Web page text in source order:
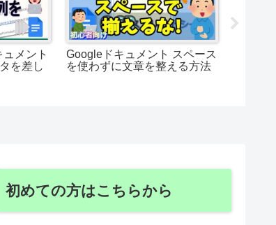
ュメント
を差し
Googleドキュメント スペース
を使わずに文章を整える方法
初めての方はこちらから